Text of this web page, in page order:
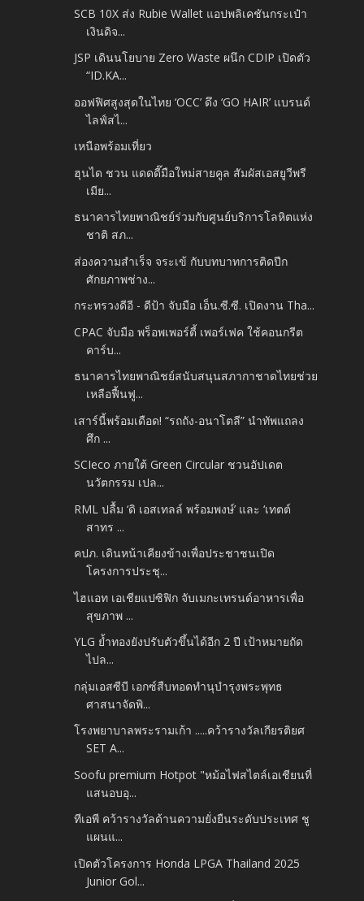
SCB 10X ส่ง Rubie Wallet แอปพลิเคชันกระเป๋า
เงินดิจ...
JSP เดินนโยบาย Zero Waste ผนึก CDIP เปิดตัว
“ID.KA...
ออฟฟิศสูงสุดในไทย ‘OCC’ ดึง ‘GO HAIR’ แบรนด์
ไลฟ์สไ...
เหนือพร้อมเที่ยว
ฮุนได ชวน แดดดี๊มือใหม่สายคูล สัมผัสเอสยูวีพรี
เมีย...
ธนาคารไทยพาณิชย์ร่วมกับศูนย์บริการโลหิตแห่ง
ชาติ สภ...
ส่องความสำเร็จ จระเข้ กับบทบาทการติดปีก
ศักยภาพช่าง...
กระทรวงดีอี - ดีป้า จับมือ เอ็น.ซี.ซี. เปิดงาน Tha...
CPAC จับมือ พร็อพเพอร์ตี้ เพอร์เฟค ใช้คอนกรีต
คาร์บ...
ธนาคารไทยพาณิชย์สนับสนุนสภากาชาดไทยช่วย
เหลือฟื้นฟู...
เสาร์นี้พร้อมเดือด! “รถถัง-อนาโตลี” นำทัพแถลง
ศึก ...
SCIeco ภายใต้ Green Circular ชวนอัปเดต
นวัตกรรม เปล...
RML ปลื้ม ‘ดิ เอสเทลล์ พร้อมพงษ์’ และ ‘เทตต์
สาทร ...
คปภ. เดินหน้าเคียงข้างเพื่อประชาชนเปิด
โครงการประชุ...
ไฮแอท เอเชียแปซิฟิก จับเมกะเทรนด์อาหารเพื่อ
สุขภาพ ...
YLG ย้ำทองยังปรับตัวขึ้นได้อีก 2 ปี เป้าหมายถัด
ไปล...
กลุ่มเอสซีบี เอกซ์สืบทอดทำนุบำรุงพระพุทธ
ศาสนาจัดพิ...
โรงพยาบาลพระรามเก้า .....คว้ารางวัลเกียรติยศ
SET A...
Soofu premium Hotpot "หม้อไฟสไตล์เอเชียนที่
แสนอบอุ...
ทีเอพี คว้ารางวัลด้านความยั่งยืนระดับประเทศ ชู
แผนแ...
เปิดตัวโครงการ Honda LPGA Thailand 2025
Junior Gol...